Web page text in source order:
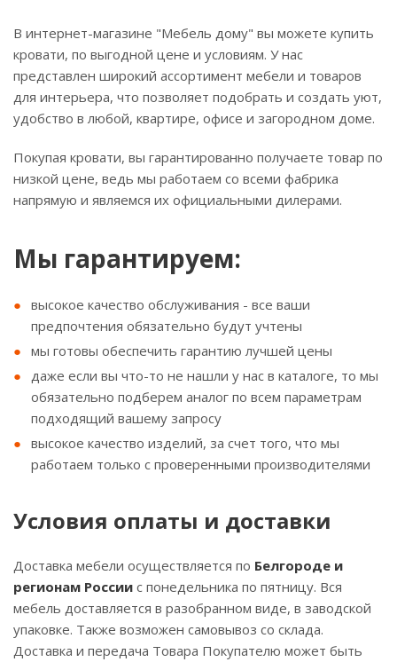
В интернет-магазине "Мебель дому" вы можете купить
кровати, по выгодной цене и условиям. У нас
представлен широкий ассортимент мебели и товаров
для интерьера, что позволяет подобрать и создать уют,
удобство в любой, квартире, офисе и загородном доме.
Покупая кровати, вы гарантированно получаете товар по
низкой цене, ведь мы работаем со всеми фабрика
напрямую и являемся их официальными дилерами.
Мы гарантируем:
высокое качество обслуживания - все ваши
предпочтения обязательно будут учтены
мы готовы обеспечить гарантию лучшей цены
даже если вы что-то не нашли у нас в каталоге, то мы
обязательно подберем аналог по всем параметрам
подходящий вашему запросу
высокое качество изделий, за счет того, что мы
работаем только с проверенными производителями
Условия оплаты и доставки
Доставка мебели осуществляется по Белгороде и
регионам России с понедельника по пятницу. Вся
мебель доставляется в разобранном виде, в заводской
упаковке. Также возможен самовывоз со склада.
Доставка и передача Товара Покупателю может быть